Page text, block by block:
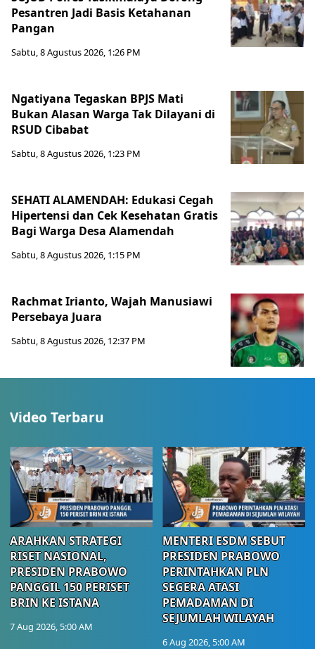
Pesantren Jadi Basis Ketahanan
Pangan
Sabtu, 8 Agustus 2026, 1:26 PM
Ngatiyana Tegaskan BPJS Mati
Bukan Alasan Warga Tak Dilayani di
RSUD Cibabat
Sabtu, 8 Agustus 2026, 1:23 PM
SEHATI ALAMENDAH: Edukasi Cegah
Hipertensi dan Cek Kesehatan Gratis
Bagi Warga Desa Alamendah
Sabtu, 8 Agustus 2026, 1:15 PM
Rachmat Irianto, Wajah Manusiawi
Persebaya Juara
Sabtu, 8 Agustus 2026, 12:37 PM
Video Terbaru
ARAHKAN STRATEGI
RISET NASIONAL,
PRESIDEN PRABOWO
PANGGIL 150 PERISET
BRIN KE ISTANA
7 Aug 2026, 5:00 AM
MENTERI ESDM SEBUT
PRESIDEN PRABOWO
PERINTAHKAN PLN
SEGERA ATASI
PEMADAMAN DI
SEJUMLAH WILAYAH
6 Aug 2026, 5:00 AM